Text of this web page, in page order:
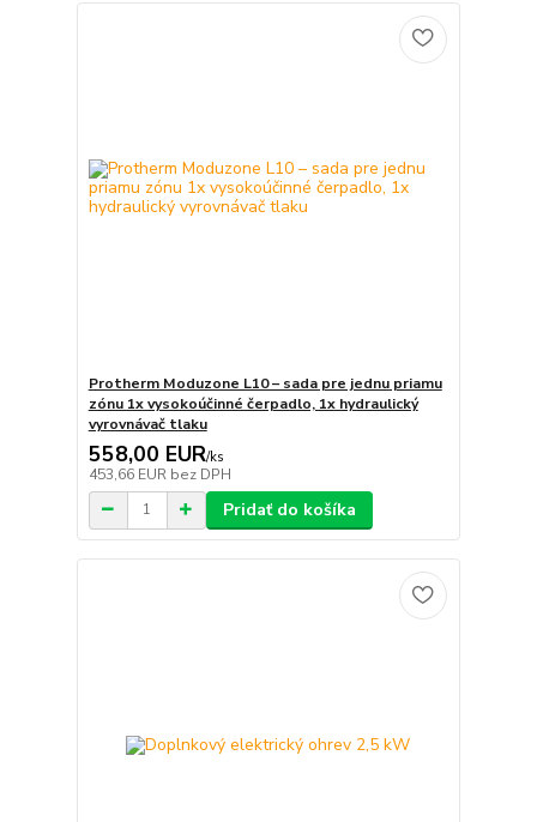
Protherm Moduzone L10 – sada pre jednu priamu
zónu 1x vysokoúčinné čerpadlo, 1x hydraulický
vyrovnávač tlaku
558,00 EUR/ks
453,66 EUR bez DPH
Pridať do košíka